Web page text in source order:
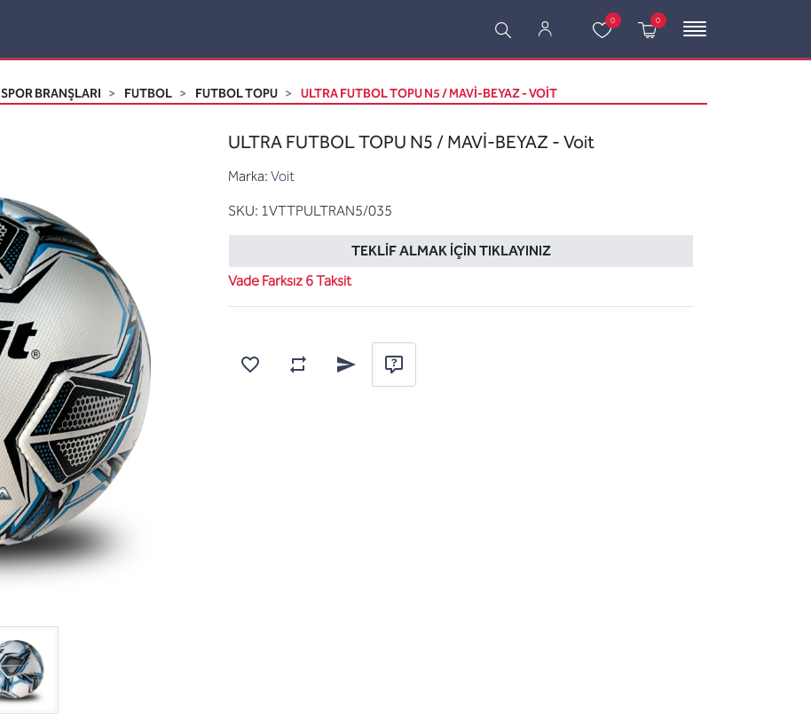
0 0
SPOR BRANŞLARI FUTBOL FUTBOL TOPU ULTRA FUTBOL TOPU N5 / MAVİ-BEYAZ - VOIT
ULTRA FUTBOL TOPU N5 / MAVİ-BEYAZ - Voit
Marka: Voit
SKU: 1VTTPULTRAN5/035
TEKLIF ALMAK İÇIN TIKLAYINIZ
Vade Farksız 6 Taksit
Favorilere ekle
Karşılaştırma listesine ekle
Arkadaşına e-posta ile gönder
Soru sor